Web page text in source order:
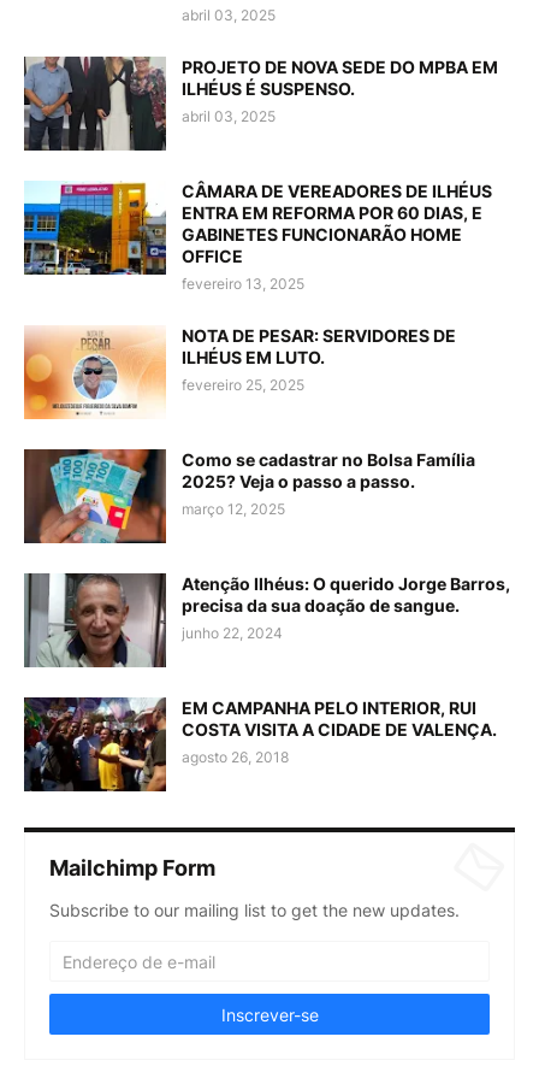
abril 03, 2025
PROJETO DE NOVA SEDE DO MPBA EM
ILHÉUS É SUSPENSO.
abril 03, 2025
CÂMARA DE VEREADORES DE ILHÉUS
ENTRA EM REFORMA POR 60 DIAS, E
GABINETES FUNCIONARÃO HOME
OFFICE
fevereiro 13, 2025
NOTA DE PESAR: SERVIDORES DE
ILHÉUS EM LUTO.
fevereiro 25, 2025
Como se cadastrar no Bolsa Família
2025? Veja o passo a passo.
março 12, 2025
Atenção Ilhéus: O querido Jorge Barros,
precisa da sua doação de sangue.
junho 22, 2024
EM CAMPANHA PELO INTERIOR, RUI
COSTA VISITA A CIDADE DE VALENÇA.
agosto 26, 2018
Mailchimp Form
Subscribe to our mailing list to get the new updates.